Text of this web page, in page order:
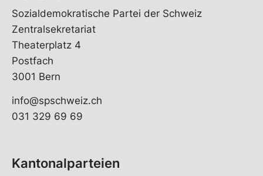
Sozialdemokratische Partei der Schweiz
Zentralsekretariat
Theaterplatz 4
Postfach
3001 Bern
info@spschweiz.ch
031 329 69 69
Kantonalparteien